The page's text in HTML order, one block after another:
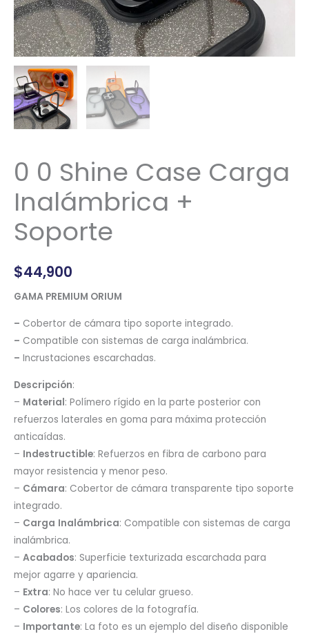
0 0 Shine Case Carga
Inalámbrica +
Soporte
$44,900
GAMA PREMIUM ORIUM
– Cobertor de cámara tipo soporte integrado.
– Compatible con sistemas de carga inalámbrica.
– Incrustaciones escarchadas.
Descripción:
– Material: Polímero rígido en la parte posterior con
refuerzos laterales en goma para máxima protección
anticaídas.
– Indestructible: Refuerzos en fibra de carbono para
mayor resistencia y menor peso.
– Cámara: Cobertor de cámara transparente tipo soporte
integrado.
– Carga Inalámbrica: Compatible con sistemas de carga
inalámbrica.
– Acabados: Superficie texturizada escarchada para
mejor agarre y apariencia.
– Extra: No hace ver tu celular grueso.
– Colores: Los colores de la fotografía.
– Importante: La foto es un ejemplo del diseño disponible